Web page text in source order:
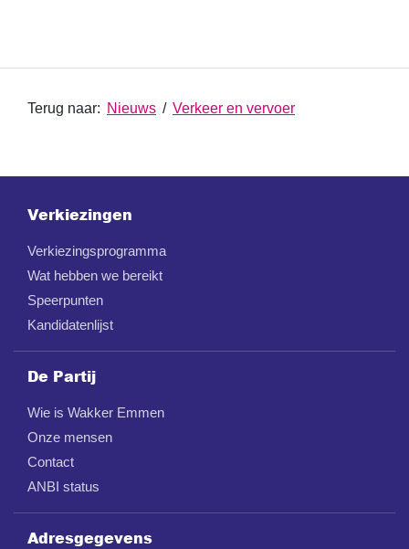
Terug naar: Nieuws / Verkeer en vervoer
Verkiezingen
Verkiezingsprogramma
Wat hebben we bereikt
Speerpunten
Kandidatenlijst
De Partij
Wie is Wakker Emmen
Onze mensen
Contact
ANBI status
Adresgegevens